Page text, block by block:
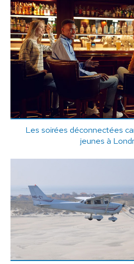
Les soirées déconnectées
jeunes à